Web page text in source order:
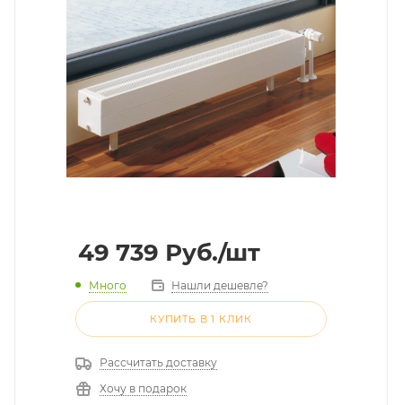
49 739 Руб./шт
Много Нашли дешевле?
КУПИТЬ В 1 КЛИК
Рассчитать доставку
Хочу в подарок